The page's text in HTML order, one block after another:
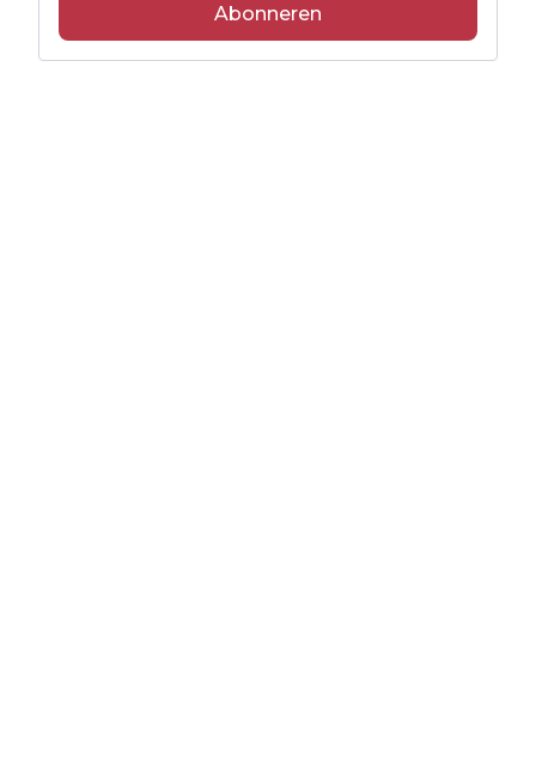
Abonneren